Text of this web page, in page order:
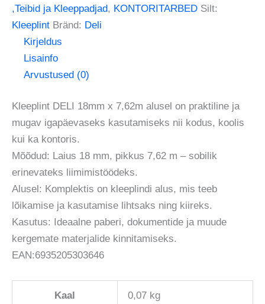
,Teibid ja Kleeppadjad, KONTORITARBED Silt:
Kleeplint Bränd: Deli
Kirjeldus
Lisainfo
Arvustused (0)
Kleeplint DELI 18mm x 7,62m alusel on praktiline ja
mugav igapäevaseks kasutamiseks nii kodus, koolis
kui ka kontoris.
Mõõdud: Laius 18 mm, pikkus 7,62 m – sobilik
erinevateks liimimistöödeks.
Alusel: Komplektis on kleeplindi alus, mis teeb
lõikamise ja kasutamise lihtsaks ning kiireks.
Kasutus: Ideaalne paberi, dokumentide ja muude
kergemate materjalide kinnitamiseks.
EAN:6935205303646
Kaal 0,07 kg